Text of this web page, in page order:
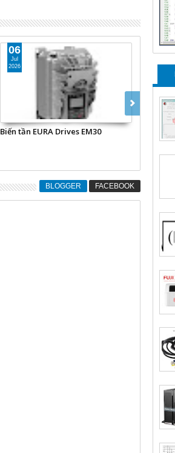
Biến tần EURA Drives EM30
06
Jul
2026
C6905-
Beckhoff
16
BLOGGER FACEBOOK